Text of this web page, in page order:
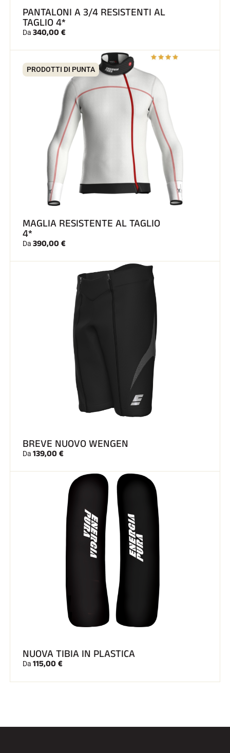
PANTALONI A 3/4 RESISTENTI AL
TAGLIO 4*
Da 340,00 €
PRODOTTI DI PUNTA
MAGLIA RESISTENTE AL TAGLIO
4*
Da 390,00 €
BREVE NUOVO WENGEN
Da 139,00 €
NUOVA TIBIA IN PLASTICA
Da 115,00 €